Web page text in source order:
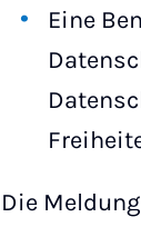
Eine
Die